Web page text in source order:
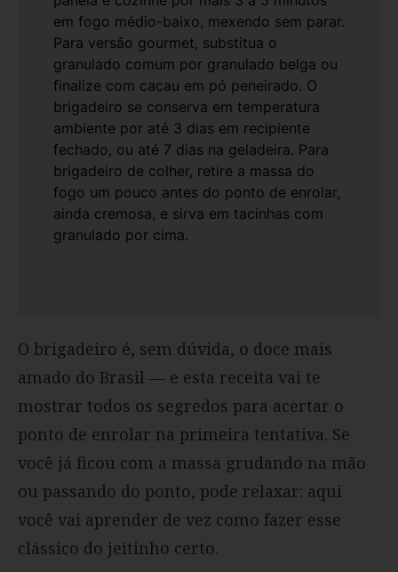
em fogo médio-baixo, mexendo sem parar.
Para versão gourmet, substitua o
granulado comum por granulado belga ou
finalize com cacau em pó peneirado. O
brigadeiro se conserva em temperatura
ambiente por até 3 dias em recipiente
fechado, ou até 7 dias na geladeira. Para
brigadeiro de colher, retire a massa do
fogo um pouco antes do ponto de enrolar,
ainda cremosa, e sirva em tacinhas com
granulado por cima.
O brigadeiro é, sem dúvida, o doce mais
amado do Brasil — e esta receita vai te
mostrar todos os segredos para acertar o
ponto de enrolar na primeira tentativa. Se
você já ficou com a massa grudando na mão
ou passando do ponto, pode relaxar: aqui
você vai aprender de vez como fazer esse
clássico do jeitinho certo.